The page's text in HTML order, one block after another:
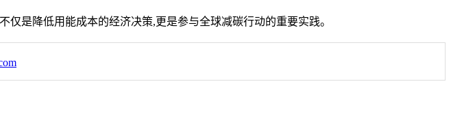
是降低用能成本的经济决策,更是参与全球减碳行动的重要实践。